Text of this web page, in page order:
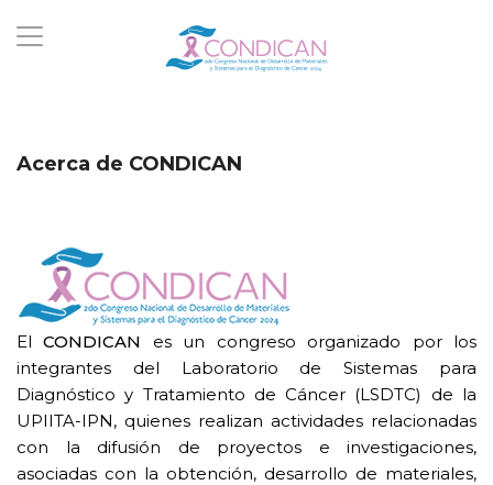
Acerca de CONDICAN
ElCONDICAN es un congreso organizado por los
integrantes del Laboratorio de Sistemas para
Diagnóstico y Tratamiento de Cáncer (LSDTC) de la
UPIITA-IPN, quienes realizan actividades relacionadas
con la difusión de proyectos e investigaciones,
asociadas con la obtención, desarrollo de materiales,